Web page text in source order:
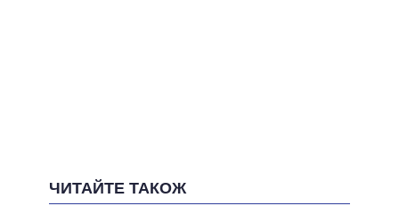
ЧИТАЙТЕ ТАКОЖ